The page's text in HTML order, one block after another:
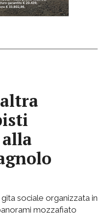
sociale organizzata in
mozzafiato